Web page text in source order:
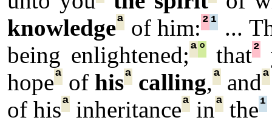
knowledgeª of him:²¹ ...
being enlightened;ª°that²
hopeª of hisª calling,ª andª
of hisª inheritanceª inª the¹